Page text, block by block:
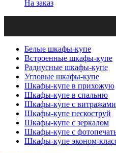
На заказ
Белые шкафы-купе
Встроенные шкафы-купе
Радиусные шкафы-купе
Угловые шкафы-купе
Шкафы-купе в прихожую
Шкафы-купе в спальню
Шкафы-купе с витражами
Шкафы-купе пескоструй
Шкафы-купе с зеркалом
Шкафы-купе с
Шкафы-купе эконом-